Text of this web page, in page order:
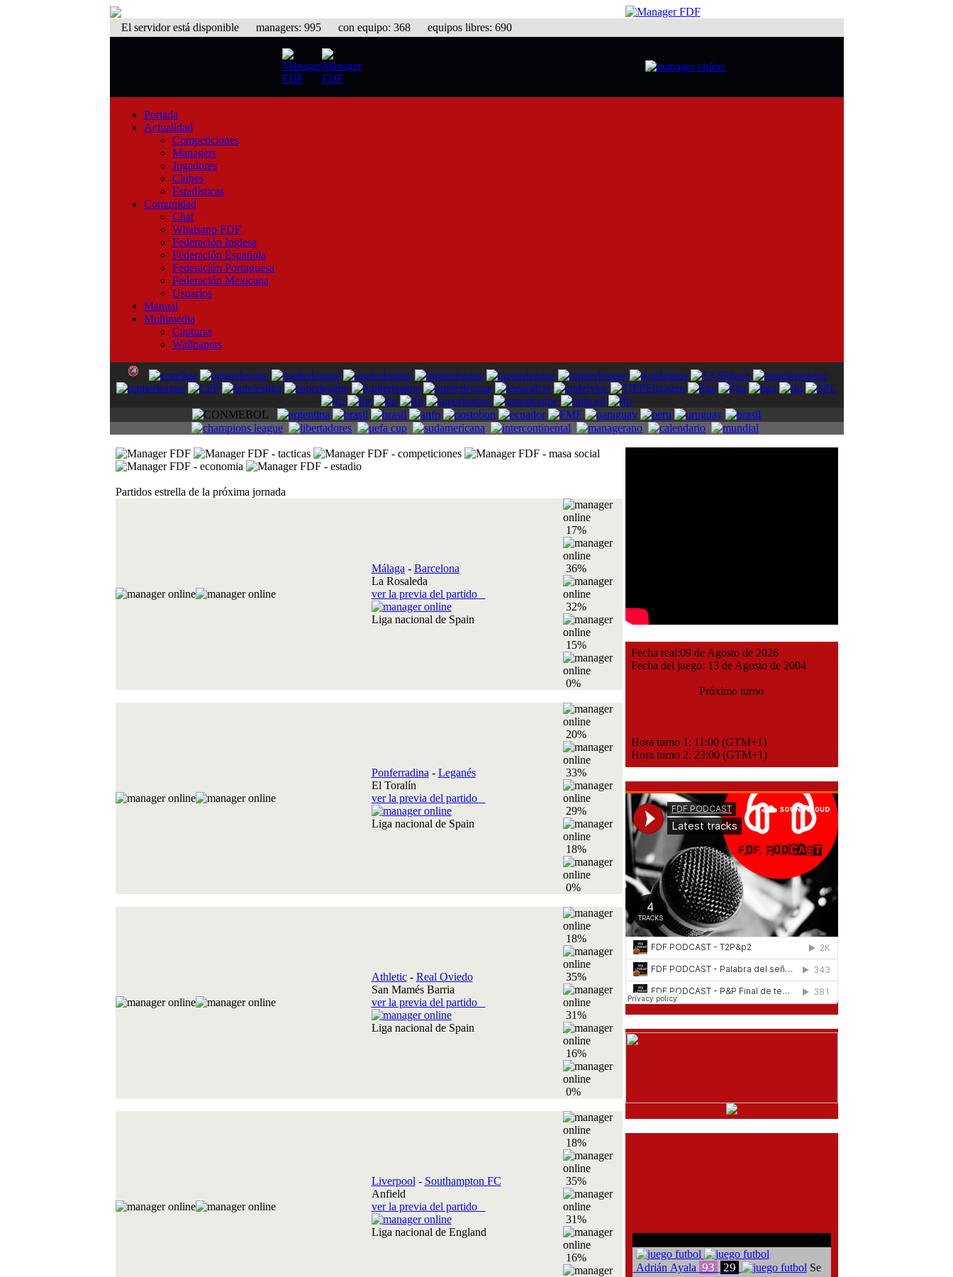
El servidor está disponiblemanagers: 995 con equipo: 368 equipos libres: 690
Portada
Actualidad
Competiciones
Managers
Jugadores
Clubes
Estadísticas
Comunidad
Chat
Whatsapp FDF
Federación Inglesa
Federación Española
Federación Portuguesa
Federación Mexicana
Usuarios
Manual
Multimedia
Capturas
Wallpapers
Partidos estrella de la próxima jornada
Málaga - Barcelona
La Rosaleda
ver la previa del partido
Liga nacional de Spain
17%
36%
32%
15%
0%
Ponferradina - Leganés
El Toralín
ver la previa del partido
Liga nacional de Spain
20%
33%
29%
18%
0%
Athletic- Real Oviedo
San Mamés Barria
ver la previa del partido
Liga nacional de Spain
18%
35%
31%
16%
0%
Liverpool - Southampton FC
Anfield
ver la previa del partido
Liga nacional de England
18%
35%
31%
16%
Fecha real:09 de Agosto de 2026
Fecha del juego: 13 de Agosto de 2004
Próximo turno
Hora turno 1: 11:00 (GTM+1)
Hora turno 2: 23:00 (GTM+1)
Adrián Ayala 93 29
Se